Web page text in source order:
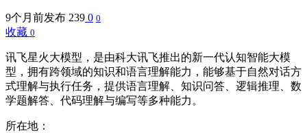
9个月前发布 239 0 0
收藏 0
讯飞星火大模型，是由科大讯飞推出的新一代认知智能大模
型，拥有跨领域的知识和语言理解能力，能够基于自然对话方
式理解与执行任务，提供语言理解、知识问答、逻辑推理、数
学题解答、代码理解与编写等多种能力。
所在地：